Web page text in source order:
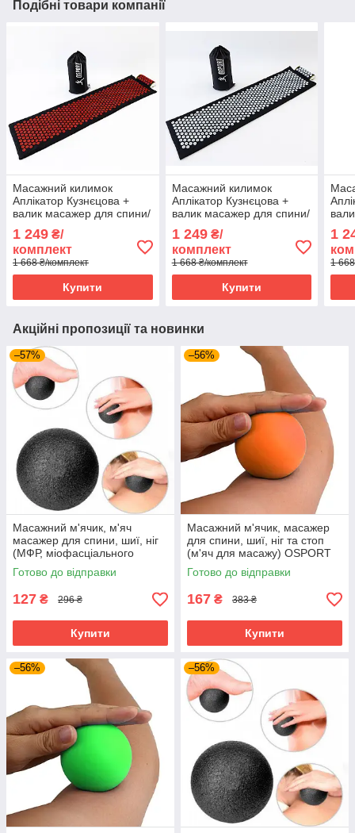
Подібні товари компанії
Масажний килимок
Аплікатор Кузнєцова +
валик масажер для спини/
шиї/ніг/голови/тіла
OSPORT Long (apl-019)
Чорно-червоний
1 249 ₴/
комплект
1 668 ₴/комплект
Купити
Масажний килимок
Аплікатор Кузнєцова +
валик масажер для спини/
шиї/ніг/голови/тіла
OSPORT Long (apl-019)
Чорно-небесний
1 249₴/
комплект
1 668 ₴/комплект
Купити
шиї/
1
1
Акційні пропозиції та новинки
–57%
Масажний м'ячик, м'яч
масажер для спини, шиї, ніг
(МФР, міофасціального
релізу) OSPORT EPP 12см
(MS 3338-2) Чорний
Готово до відправки
127 ₴ 296 ₴
Купити
–56%
Масажний м'ячик, масажер
для спини, шиї, ніг та стоп
(м'яч для масажу) OSPORT
6см (MS 3271-1)
Помаранчевий
Готово до відправки
167 ₴ 383 ₴
Купити
–56% –56%